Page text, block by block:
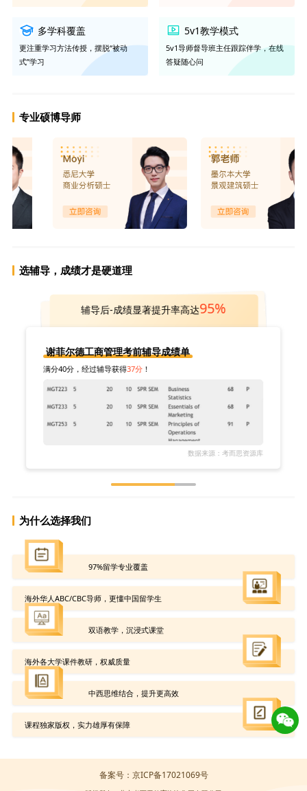
多学科覆盖
更注重学习方法传授，摆脱“被动
式”学习
5v1教学模式
5v1导师督导班主任跟踪伴学，在线
答疑随心问
专业硕博导师
选辅导，成绩才是硬道理
辅导后-成绩显著提升率高达95%
谢菲尔德工商管理考前辅导成绩单
满分40分，经过辅导获得37分 ！
数据来源：考而思资源库
为什么选择我们
97%留学专业覆盖
海外华人ABC/CBC导师，更懂中国留学生
双语教学，沉浸式课堂
海外各大学课件教研，权威质量
中西思维结合，提升更高效
课程独家版权，实力雄厚有保障
备案号：京ICP备17021069号